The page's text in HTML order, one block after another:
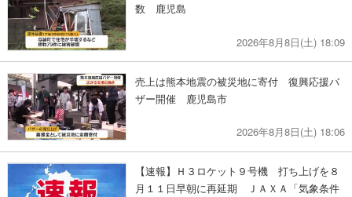
数 鹿児島
2026年8月8日(土) 18:09
売上は熊本地震の被災地に寄付 復興応援バ
ザー開催 鹿児島市
2026年8月8日(土) 18:06
【速報】Ｈ３ロケット９号機 打ち上げを８
月１１日早朝に再延期 ＪＡＸＡ「気象条件